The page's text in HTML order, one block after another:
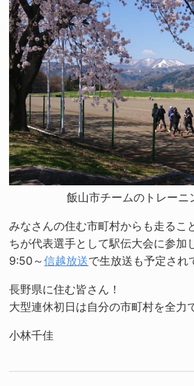
飯山市チームのトレーニ
みなさんの住む市町村からも走るこ
ちが代表選手として駅伝大会に参加
9:50～信越放送で生放送も予定され
長野県に住む皆さん！
大型連休初日は自分の市町村を全力
小林千佳